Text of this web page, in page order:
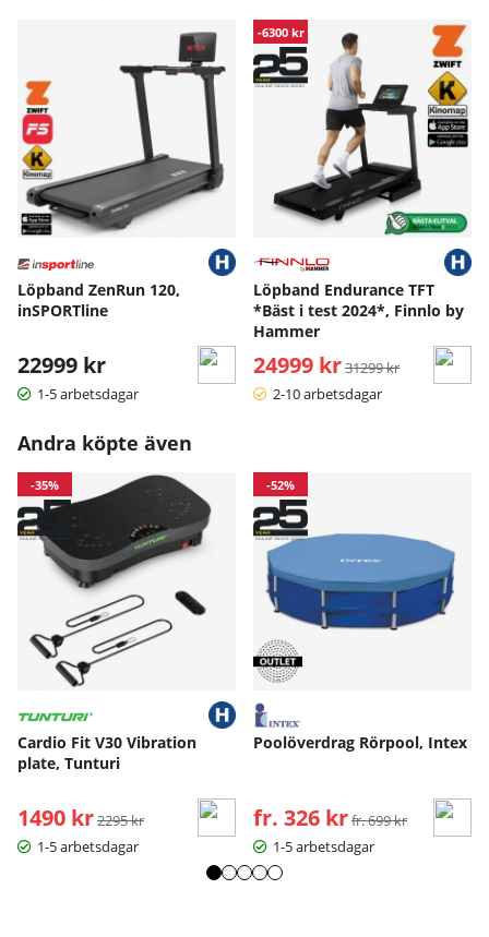
Löpband ZenRun 120,
inSPORTline
22999 kr
1-5 arbetsdagar
-6300 kr
Löpband Endurance TFT
*Bäst i test 2024*, Finnlo by
Hammer
24999 kr Ordinarie pris:
31299 kr
2-10 arbetsdagar
Andra köpte även
-35%
Cardio Fit V30 Vibration
plate, Tunturi
1490 kr Ordinarie pris:
2295 kr
1-5 arbetsdagar
-52%
Poolöverdrag Rörpool, Intex
fr. 326 kr Ordinarie pris:
fr. 699 kr
1-5 arbetsdagar